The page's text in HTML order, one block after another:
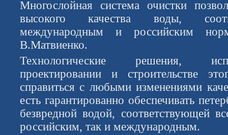
Многослойная система очистки
высокого качества воды,
международным и российским
В.Матвиенко.
Технологические решения,
проектировании и строительстве
справиться с любыми изменениями
есть гарантированно обеспечивать
безвредной водой, соответствующей
российским, так и международным.